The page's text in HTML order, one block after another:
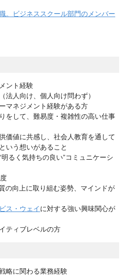
。ビジネススクール部門のメンバー
ント経験
法人向け、個人向け問わず）
マネジメント経験がある方
をして、難易度・複雑性の高い仕事
価値に共感し、社会人教育を通して
いう想いがあること
るく気持ちの良い”コミュニケーシ
の向上に取り組む姿勢、マインドが
ス・ウェイに対する強い興味関心が
ティブレベルの方
略に関わる業務経験